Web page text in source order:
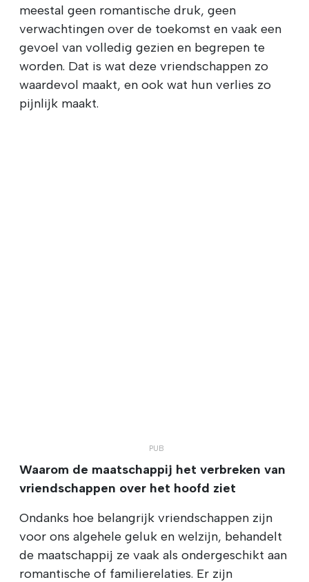
meestal geen romantische druk, geen
verwachtingen over de toekomst en vaak een
gevoel van volledig gezien en begrepen te
worden. Dat is wat deze vriendschappen zo
waardevol maakt, en ook wat hun verlies zo
pijnlijk maakt.
Waarom de maatschappij het verbreken van
vriendschappen over het hoofd ziet
Ondanks hoe belangrijk vriendschappen zijn
voor ons algehele geluk en welzijn, behandelt
de maatschappij ze vaak als ondergeschikt aan
romantische of familierelaties. Er zijn